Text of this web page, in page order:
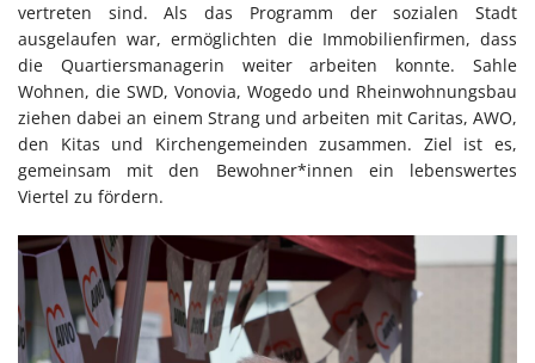
vertreten sind. Als das Programm der sozialen Stadt
ausgelaufen war, ermöglichten die Immobilienfirmen, dass
die Quartiersmanagerin weiter arbeiten konnte. Sahle
Wohnen, die SWD, Vonovia, Wogedo und Rheinwohnungsbau
ziehen dabei an einem Strang und arbeiten mit Caritas, AWO,
den Kitas und Kirchengemeinden zusammen. Ziel ist es,
gemeinsam mit den Bewohner*innen ein lebenswertes
Viertel zu fördern.